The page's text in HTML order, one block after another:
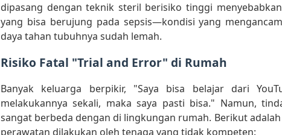
dipasang dengan teknik steril berisiko tinggi
yang bisa berujung pada sepsis—kondisi yang
daya tahan tubuhnya sudah lemah.
Risiko Fatal "Trial and Error" di Rumah
Banyak keluarga berpikir, "Saya bisa belajar dari
melakukannya sekali, maka saya pasti bisa." Namun,
sangat berbeda dengan di lingkungan rumah. Berikut
perawatan dilakukan oleh tenaga yang tidak kompeten: